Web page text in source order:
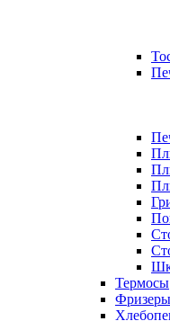
Термосы
Фризеры